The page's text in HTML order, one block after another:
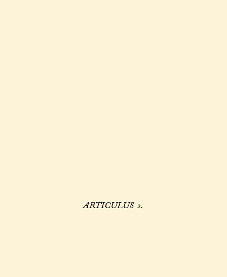
ARTICULUS 2.